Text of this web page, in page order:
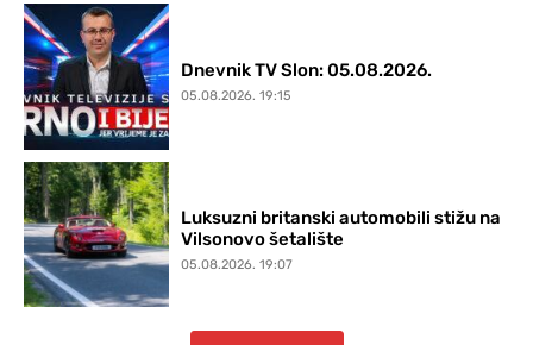
Dnevnik TV Slon: 05.08.2026.
05.08.2026. 19:15
Luksuzni britanski automobili stižu na
Vilsonovo šetalište
05.08.2026. 19:07